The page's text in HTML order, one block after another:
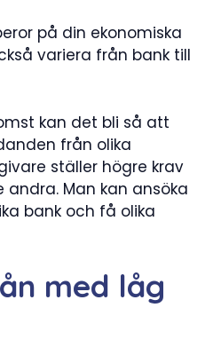
på din ekonomiska
variera från bank till
kan det bli så att
från olika
ställer högre krav
Man kan ansöka
bank och få olika
med låg